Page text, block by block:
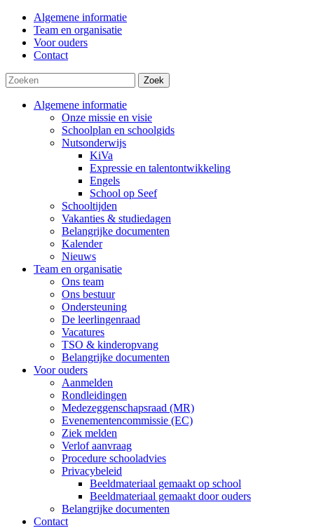
Algemene informatie
Team en organisatie
Voor ouders
Contact
Zoek
Algemene informatie
Onze missie en visie
Schoolplan en schoolgids
Nutsonderwijs
KiVa
Expressie en talentontwikkeling
Engels
School op Seef
Schooltijden
Vakanties & studiedagen
Belangrijke documenten
Kalender
Nieuws
Team en organisatie
Ons team
Ons bestuur
Ondersteuning
De leerlingenraad
Vacatures
TSO & kinderopvang
Belangrijke documenten
Voor ouders
Aanmelden
Rondleidingen
Medezeggenschapsraad (MR)
Evenementencommissie (EC)
Ziek melden
Verlof aanvraag
Procedure schooladvies
Privacybeleid
Beeldmateriaal gemaakt op school
Beeldmateriaal gemaakt door ouders
Belangrijke documenten
Contact